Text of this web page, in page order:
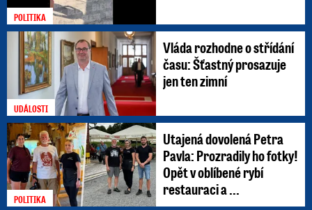
POLITIKA
UDÁLOSTI
Vláda rozhodne o střídání
času: Šťastný prosazuje
jen ten zimní
POLITIKA
Utajená dovolená Petra
Pavla: Prozradily ho fotky!
Opět v oblíbené rybí
restauraci a ...